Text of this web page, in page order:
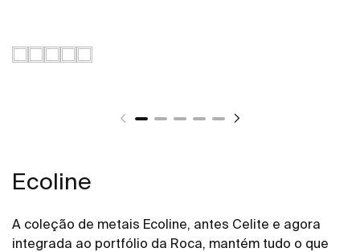
Ecoline
A coleção de metais Ecoline, antes Celite e agora
integrada ao portfólio da Roca, mantém tudo o que